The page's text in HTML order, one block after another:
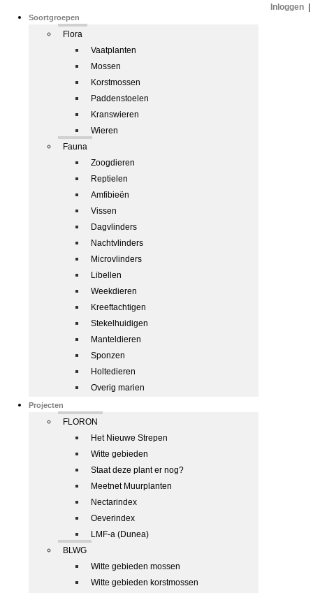
Soortgroepen
Flora
Vaatplanten
Mossen
Korstmossen
Paddenstoelen
Kranswieren
Wieren
Fauna
Zoogdieren
Reptielen
Amfibieën
Vissen
Dagvlinders
Nachtvlinders
Microvlinders
Libellen
Weekdieren
Kreeftachtigen
Stekelhuidigen
Manteldieren
Sponzen
Holtedieren
Overig marien
Projecten
FLORON
Het Nieuwe Strepen
Witte gebieden
Staat deze plant er nog?
Meetnet Muurplanten
Nectarindex
Oeverindex
LMF-a (Dunea)
BLWG
Witte gebieden mossen
Witte gebieden korstmossen
Inloggen